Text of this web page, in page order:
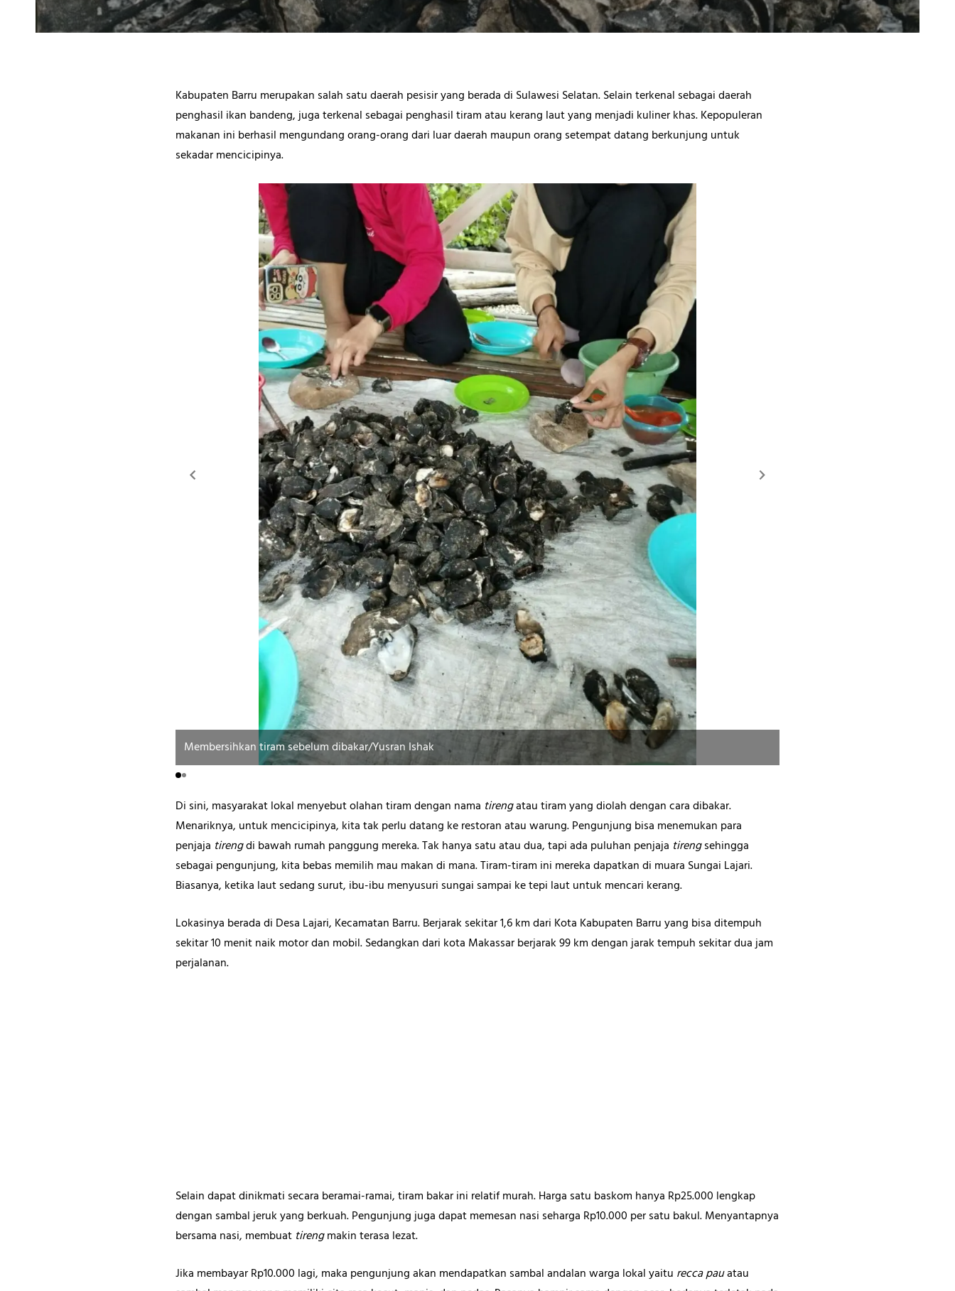
Kabupaten Barru merupakan salah satu daerah pesisir yang berada di Sulawesi Selatan. Selain terkenal sebagai daerah
penghasil ikan bandeng, juga terkenal sebagai penghasil tiram atau kerang laut yang menjadi kuliner khas. Kepopuleran
makanan ini berhasil mengundang orang-orang dari luar daerah maupun orang setempat datang berkunjung untuk
sekadar mencicipinya.
Membersihkan tiram sebelum dibakar/Yusran Ishak
Di sini, masyarakat lokal menyebut olahan tiram dengan nama tirengatau tiram yang diolah dengan cara dibakar.
Menariknya, untuk mencicipinya, kita tak perlu datang ke restoran atau warung. Pengunjung bisa menemukan para
penjaja tirengdi bawah rumah panggung mereka. Tak hanya satu atau dua, tapi ada puluhan penjaja tirengsehingga
sebagai pengunjung, kita bebas memilih mau makan di mana. Tiram-tiram ini mereka dapatkan di muara Sungai Lajari.
Biasanya, ketika laut sedang surut, ibu-ibu menyusuri sungai sampai ke tepi laut untuk mencari kerang.
Lokasinya berada di Desa Lajari, Kecamatan Barru. Berjarak sekitar 1,6 km dari Kota Kabupaten Barru yang bisa ditempuh
sekitar 10 menit naik motor dan mobil. Sedangkan dari kota Makassar berjarak 99 km dengan jarak tempuh sekitar dua jam
perjalanan.
Selain dapat dinikmati secara beramai-ramai, tiram bakar ini relatif murah. Harga satu baskom hanya Rp25.000 lengkap
dengan sambal jeruk yang berkuah. Pengunjung juga dapat memesan nasi seharga Rp10.000 per satu bakul. Menyantapnya
bersama nasi, membuat tirengmakin terasa lezat.
Jika membayar Rp10.000 lagi, maka pengunjung akan mendapatkan sambal andalan warga lokal yaitu recca pauatau